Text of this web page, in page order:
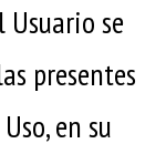
se
presentes
en su